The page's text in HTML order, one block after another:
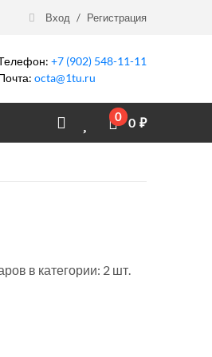
Вход / Регистрация
+7 (902) 548-11-11
octa@1tu.ru
0 0 ₽
в категории: 2 шт.